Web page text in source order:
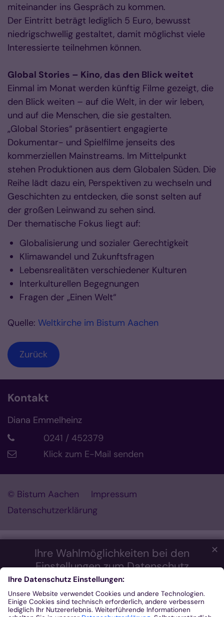
Ihre Wahlmöglichkeiten bei den
Einstellungen zum Datenschutz
Wir möchten Ihnen ein optimales Webseiten-Erlebnis bieten.
Dazu verwenden wir Cookies, die für das Funktionieren unserer
Website notwendig sind. Mit Ihrer Zustimmung verwenden wir
auch Cookies und andere Technologien, die zur Anzeige
✕
miteinander ins Gespräch zu kommen.
Der Eintritt beträgt lediglich 5 Euro, bewusst
niedrigschwellig gestaltet, damit möglichst viele
Interessierte teilnehmen können.
Global Stories – Kino, das den Blick weitet
Einmal im Monat werden künftig Filme gezeigt, die
den Blick weiten – auf die Welt, in der wir leben,
und auf die Menschen, die sie gestalten.
„Global Stories“ präsentiert engagierte
Dokumentar- und Spielfilme jenseits des
kommerziellen Mainstreams. Im Mittelpunkt
stehen Produktionen aus dem Globalen Süden. Die
Reihe lädt dazu ein, Perspektiven zu wechseln und
Geschichten zu entdecken, die sonst selten auf
der großen Leinwand zu sehen sind.
Der thematische Fokus liegt auf:
Globalisierung und sozialer Gerechtigkeit
Klimawandel und Zukunftsfragen
Lebensrealitäten verschiedener Kulturen
Interkulturellen Begegnungen
Fragen der „Einen Welt“
Quelle: Weltkirche im Bistum Aachen
Zurück
Kontakt
Diana Emmelheinz
0241 / 452379
Klick zum E-Mail senden
© Bistum Aachen
Impressum
Datenschutzerklärung